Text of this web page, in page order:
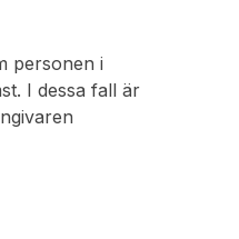
personen i
I dessa fall är